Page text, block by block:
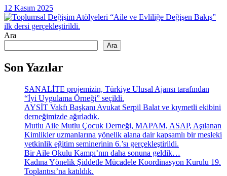
12 Kasım 2025
Ara
Ara
Son Yazılar
SANALİTE projemizin, Türkiye Ulusal Ajansı tarafından
“İyi Uygulama Örneği” seçildi.
AYSİT Vakfı Başkanı Avukat Serpil Balat ve kıymetli ekibini
derneğimizde ağırladık.
Mutlu Aile Mutlu Çocuk Derneği, MAPAM, ASAP, Aşılanan
Kimlikler uzmanlarına yönelik alana dair kapsamlı bir mesleki
yetkinlik eğitim seminerinin 6.’sı gerçekleştirildi.
Bir Aile Okulu Kampı’nın daha sonuna geldik…
Kadına Yönelik Şiddetle Mücadele Koordinasyon Kurulu 19.
Toplantısı’na katıldık.